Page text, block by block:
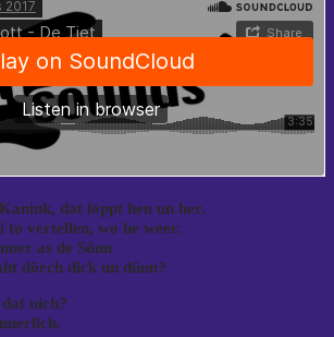
dat löppt hen un her.
vertellen, wo he weer.
as de Sünn
dörch dick un dünn?
nich?